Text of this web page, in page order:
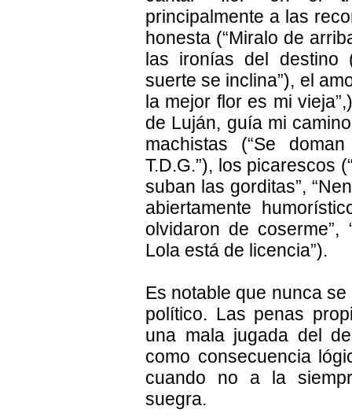
principalmente a las
honesta (“Miralo de
las ironías del destino
suerte se inclina”), el
la mejor flor es mi
de Luján, guía mi
machistas (“Se
T.D.G.”), los picarescos
suban las gorditas”,
abiertamente
olvidaron de
Lola está de licencia”).
Es notable que nunca
político. Las penas
una mala jugada del
como consecuencia
cuando no a la
suegra.